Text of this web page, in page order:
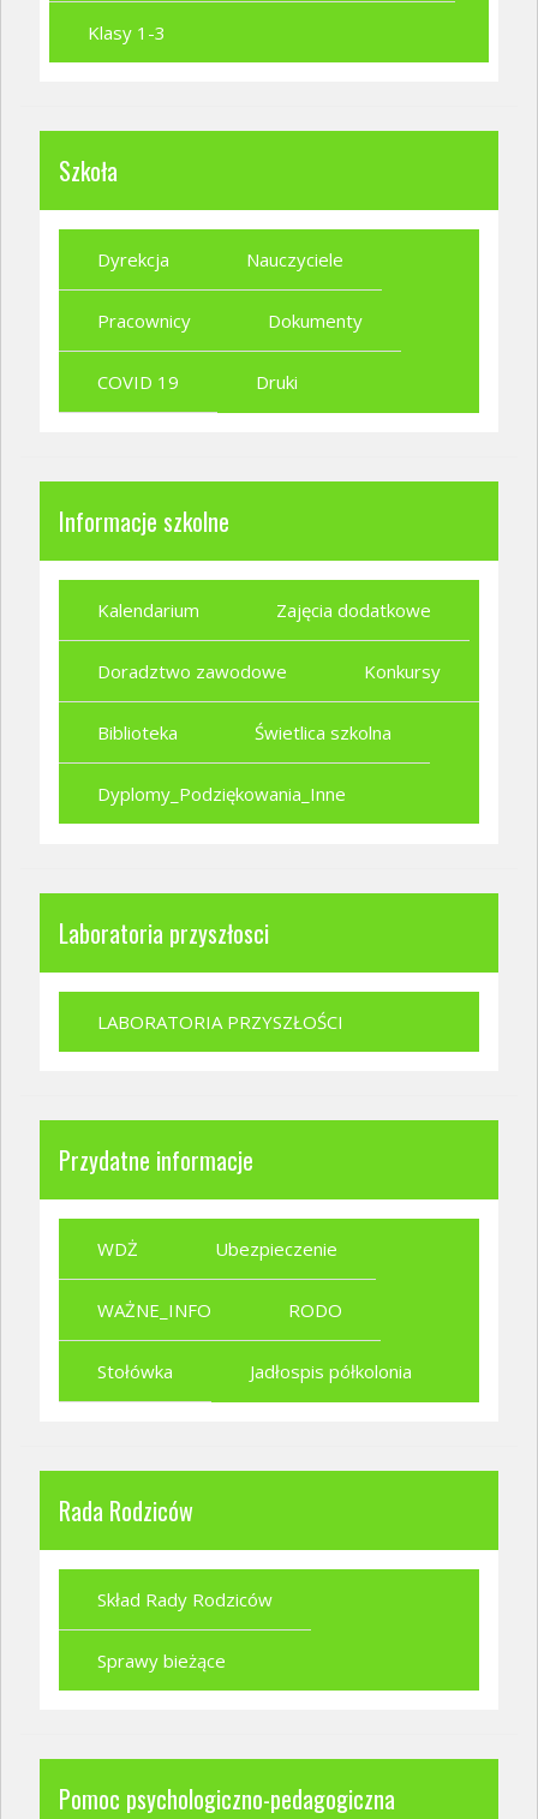
Klasy 1-3
Szkoła
Dyrekcja Nauczyciele
Pracownicy Dokumenty
COVID 19 Druki
Informacje szkolne
Kalendarium Zajęcia dodatkowe
Doradztwo zawodowe Konkursy
Biblioteka Świetlica szkolna
Dyplomy_Podziękowania_Inne
Laboratoria przyszłosci
LABORATORIA PRZYSZŁOŚCI
Przydatne informacje
WDŻ Ubezpieczenie
WAŻNE_INFO RODO
Stołówka Jadłospis półkolonia
Rada Rodziców
Skład Rady Rodziców
Sprawy bieżące
Pomoc psychologiczno-pedagogiczna